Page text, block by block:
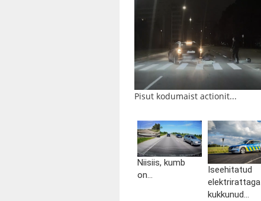
Pisut kodumaist actionit...
Niisiis, kumb
on...
Iseehitatud
elektrirattaga
kukkunud...